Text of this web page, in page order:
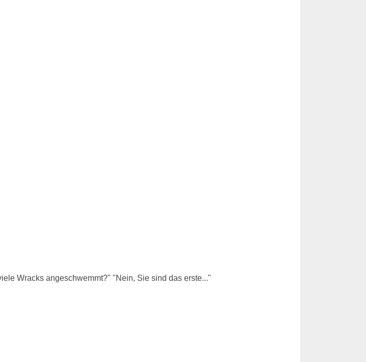
Wracks angeschwemmt?" "Nein, Sie sind das erste..."